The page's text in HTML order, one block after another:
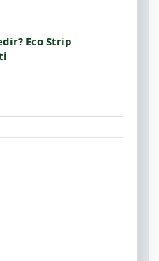
Eco Strip